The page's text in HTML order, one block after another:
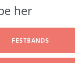
her
FESTBANDS